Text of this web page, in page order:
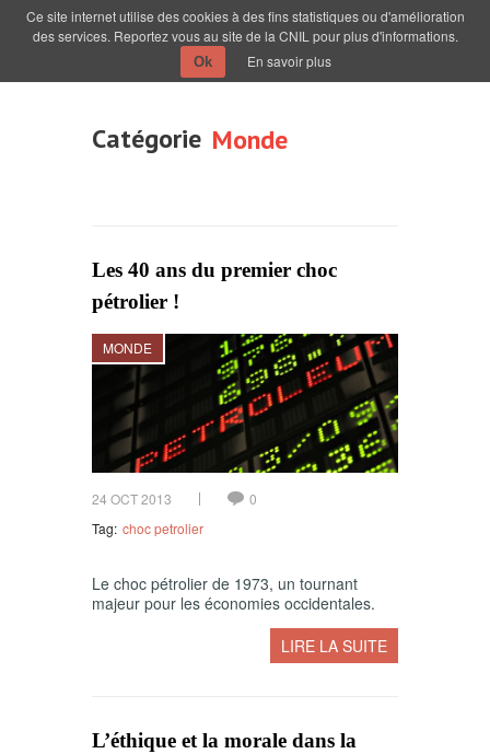
Catégorie Monde
Les 40 ans du premier choc
pétrolier !
MONDE
24 OCT 2013
0
Tag: choc petrolier
Le choc pétrolier de 1973, un tournant
majeur pour les économies occidentales.
LIRE LA SUITE
L’éthique et la morale dans la
Ce site internet utilise des cookies à des fins statistiques ou d'amélioration
des services. Reportez vous au site de la CNIL pour plus d'informations.
Ok En savoir plus